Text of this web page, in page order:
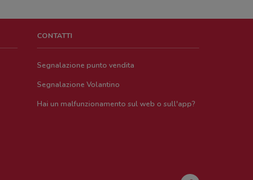
CONTATTI
Segnalazione punto vendita
Segnalazione Volantino
Hai un malfunzionamento sul web o sull'app?